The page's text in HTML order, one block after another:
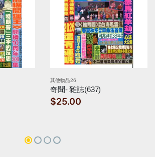
其他物品26
奇聞- 雜誌(637)
$25.00